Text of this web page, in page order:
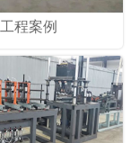
工程案例